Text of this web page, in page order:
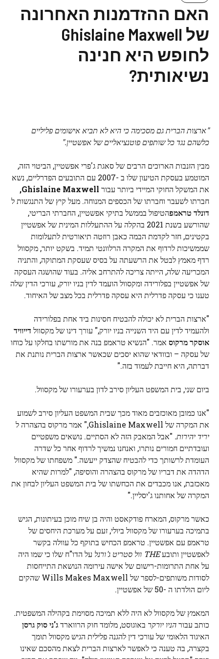
האם ההזדמנות האחרונה
של Ghislaine Maxwell
לחופש היא חנינה
נשיאותית?
"ארצות הברית גם מסכימה כי היא לא תביא אישומים פליליים
כלשהם נגד כל שותפים פוטנציאליים של אפשטיין."
מבין הזנבות הארוכים הרבים של סאגת ג'פרי אפשטיין, הביטוי הזה,
המוטמע בעסקת הטיעון שלו ב -2007 עם התובעים הפדרליים, נשא
את המשקל החוקי המיידי ביותר עבור Ghislaine Maxwell,
חברתו לשעבר וחברתו של הכספים המנוחה. מעל קיץ של התנגשות ל
דונלד טראמפהטיפול בממשל בתיקי אפשטיין, החברתי הבריטי,
שהורשע בשנת 2021 בהקלה על ההתעללות המינית של אפשטיין
בקטינים, חזר לקדמת הבמה כאבן רוזטה תיאורטית לתעלומות
שממשיכות לרדוף את המקרה הרלוונטי תמיד. בשקט יותר, מקסוול
רדף מאמץ לבטל את הרשעתה על בסיס שעסקת המתוקה, והתניה
המכריעה שלה, הייתה צריכה להתרחב אליה. בעוד שהושגה העסקה
של אפשטיין בפלורידה ומקסוול הועמד לדין בניו יורק, עורכי הדין שלה
טענו כי עסקה פדרלית היא עסקה פדרלית בכל מצב של האיחוד.
"ארצות הברית לא יכולה להבטיח חסינות ביד אחת בפלורידה
ולהעמיד לדין עם היד השנייה בניו יורק," עורך דינו של מקסוול דייוויד
אוסקר מרקוס אמר. "הנשיא טראמפ בנה את מורשתו בחלקו על כוחו
של עסקה – ובוודאי שהוא יסכים שכאשר ארצות הברית נותנת את
דברתה, היא חייבת לעמוד בזה."
ביום שני, בית המשפט העליון סירב לדון בערעורו של מקסוול.
"אנו כמובן מאוכזבים מאוד מכך שבית המשפט העליון סירב לשמוע
את המקרה של Ghislaine Maxwell," אמר מרקוס בהצהרה ל
יריד יהירות. "אבל המאבק הזה לא הסתיים. נושאים משפטיים
ועובדתיים חמורים נותרו, ואנחנו נמשיך לרדוף אחר כל שדרה
העומדת לרשותך כדי להבטיח שהצדק ייעשה." משפחתו של מקסוול
הדהדה את דבריו של מרקוס בהצהרה והוסיפה, "למרות שהיא
מאכזבת, אנו מכבדים את הכחשתו של בית המשפט העליון לבחון את
המקרה של אחותנו ג'יסליין."
כאשר מרקוס, המארח פודקאסט והיה בן שיח מוכן בעיתונות, הגיש
בתמיכה בערעורו של מקסוול ביולי, זעם על מערכת היחסים של
טראמפ עם אפשטיין. טראמפ הכחיש בתוקף כל עוולה בקשר
לאפשטיין ותובעTHE וול סטריט ג'ורנל על הדו"ח שלו כי שמו היה
על אחת התרומות-רישום של אישה עירומה הנושאת התייחסות
לסודות משותפים-לספר של Wills Makes Maxwell שהקים
ליום הולדתו ה -50 של אפשטיין.
המאמץ של מקסוול לא היה ללא תמיכה מסוימת בקהילה המשפטית.
כותב עבורהניו יורקר באוגוסט, מלומד חוק הרווארדג'ני סוק גרסן
האיגוד הלאומי של עורכי דין להגנה פלילית הגיש מקסוול תומך
בקצרה, בה טענה כי לאפשר לארצות הברית לצאת מהסכם שאינו